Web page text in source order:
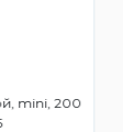
mini, 200